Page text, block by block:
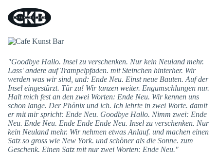
"Goodbye Hallo. Insel zu verschenken. Nur kein Neuland mehr.
Lass' andere auf Trampelpfaden. mit Steinchen hinterher. Wir
werden was wir sind, und: Ende Neu. Einst neue Bauten. Auf der
Insel eingestürzt. Tür zu! Wir tanzen weiter. Engumschlungen nur.
Halt mich fest an den zwei Worten: Ende Neu. Wir kennen uns
schon lange. Der Phönix und ich. Ich lehrte in zwei Worte. damit
er mit mir spricht: Ende Neu. Goodbye Hallo. Nimm zwei: Ende
Neu. Ende Neu. Ende Ende Ende Neu. Insel zu verschenken. Nur
kein Neuland mehr. Wir nehmen etwas Anlauf. und machen einen
Satz so gross wie New York. und schöner als die Sonne. zum
Geschenk. Einen Satz mit nur zwei Worten: Ende Neu."